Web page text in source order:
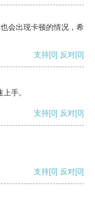
会出现卡顿的情况，希
支持[0] 反对[0]
手。
支持[0] 反对[0]
支持[0] 反对[0]